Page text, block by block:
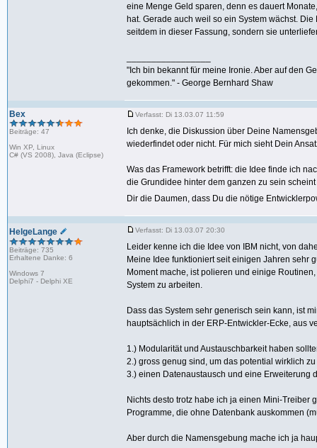
eine Menge Geld sparen, denn es dauert
hat. Gerade auch weil so ein System wächst.
seitdem in dieser Fassung, sondern sie
"Ich bin bekannt für meine Ironie. Aber auf den
gekommen." - George Bernhard Shaw
Bex
Beiträge: 47
Win XP, Linux
C# (VS 2008), Java (Eclipse)
Verfasst: Di 13.03.07 11:59
Ich denke, die Diskussion über Deine
wiederfindet oder nicht. Für mich sieht Dein
Was das Framework betrifft: die Idee finde ich
die Grundidee hinter dem ganzen zu sein
Dir die Daumen, dass Du die nötige
HelgeLange
Beiträge: 735
Erhaltene Danke: 6
Windows 7
Delphi7 - Delphi XE
Verfasst: Di 13.03.07 20:30
Leider kenne ich die Idee von IBM nicht, von
Meine Idee funktioniert seit einigen Jahren sehr
Moment mache, ist polieren und einige
System zu arbeiten.
Dass das System sehr generisch sein kann, ist
hauptsächlich in der ERP-Entwickler-Ecke, aus
1.) Modularität und Austauschbarkeit haben
2.) gross genug sind, um das potential wirklich
3.) einen Datenaustausch und eine Erweiterung
Nichts desto trotz habe ich ja einen Mini-Treiber
Programme, die ohne Datenbank auskommen
Aber durch die Namensgebung mache ich ja